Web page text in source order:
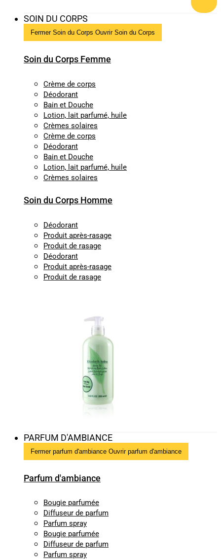
SOIN DU CORPS
Fermer Soin du Corps Ouvrir Soin du Corps
Soin du Corps Femme
Crème de corps
Déodorant
Bain et Douche
Lotion, lait parfumé, huile
Crèmes solaires
Crème de corps
Déodorant
Bain et Douche
Lotion, lait parfumé, huile
Crèmes solaires
Soin du Corps Homme
Déodorant
Produit après-rasage
Produit de rasage
Déodorant
Produit après-rasage
Produit de rasage
PARFUM D'AMBIANCE
Fermer parfum d'ambiance Ouvrir parfum d'ambiance
Parfum d'ambiance
Bougie parfumée
Diffuseur de parfum
Parfum spray
Bougie parfumée
Diffuseur de parfum
Parfum spray